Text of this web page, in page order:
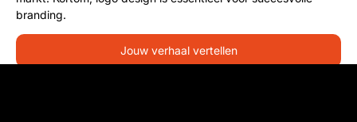
branding.
Jouw verhaal vertellen